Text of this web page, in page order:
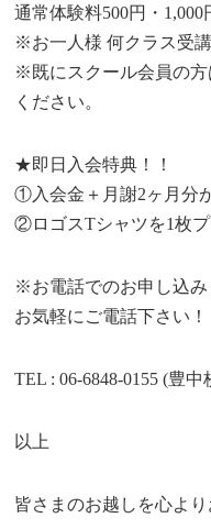
通常体験料500円・1,000
※お一人様 何クラス受
※既にスクール会員の
ください。
★即日入会特典！！
①入会金＋月謝2ヶ月分
②ロゴスTシャツを1枚プ
※お電話でのお申し込み
お気軽にご電話下さい！
TEL : 06-6848-0155 (豊中
以上
皆さまのお越しを心よ